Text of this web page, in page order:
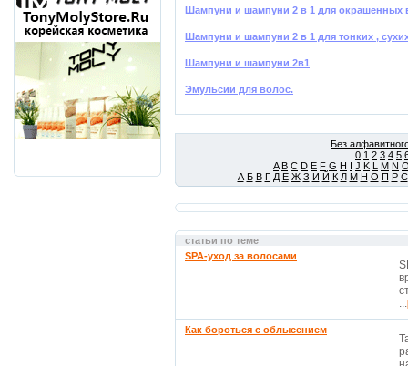
Шампуни и шампуни 2 в 1 для окрашенных
Шампуни и шампуни 2 в 1 для тонких ,
Шампуни и шампуни 2в1
Эмульсии для волос.
Без
0 1 2 3 4 5
A B C D E F G H I J K L M N
А Б В Г Д Е Ж З И Й К Л М Н О П Р С
статьи по теме
SPA-уход за волосами
...
Как бороться с облысением